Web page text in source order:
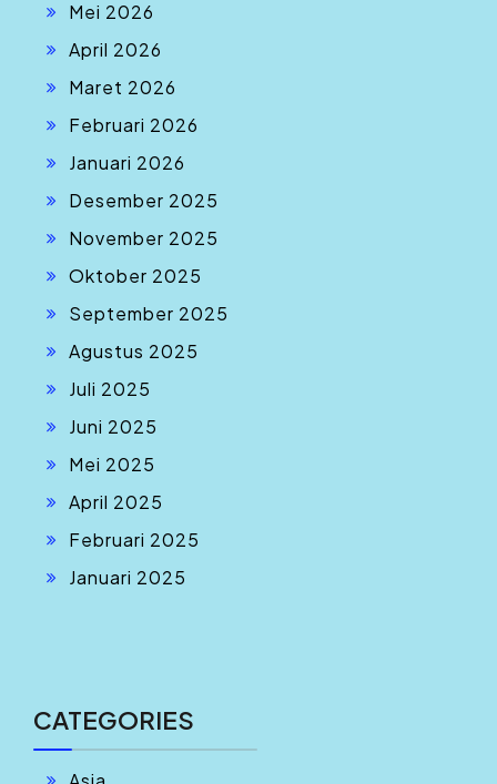
Mei 2026
April 2026
Maret 2026
Februari 2026
Januari 2026
Desember 2025
November 2025
Oktober 2025
September 2025
Agustus 2025
Juli 2025
Juni 2025
Mei 2025
April 2025
Februari 2025
Januari 2025
CATEGORIES